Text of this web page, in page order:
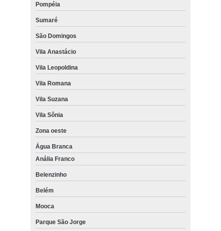
Pompéia
Sumaré
São Domingos
Vila Anastácio
Vila Leopoldina
Vila Romana
Vila Suzana
Vila Sônia
Zona oeste
Água Branca
Anália Franco
Belenzinho
Belém
Mooca
Parque São Jorge